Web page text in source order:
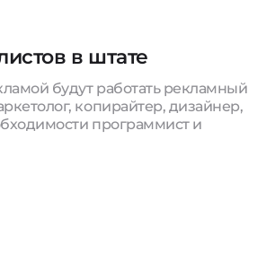
в штате
будут работать рекламный
копирайтер, дизайнер,
программист и